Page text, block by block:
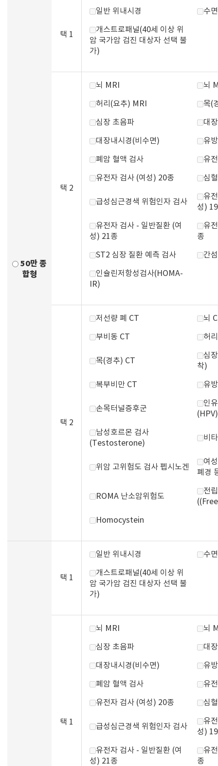
50만 종
합형
택 1
일반 위내시경 수
개스트로패널(40세 이상 위
암 국가암 검진 대상자 선택 불
가)
택 2
뇌 MRI 뇌
허리(요추) MRI 목(
심장 초음파 대
대장내시경(비수면) 유
폐암 혈액 검사 유
유전자 검사 (여성) 20종 심
급성심근경색 위험인자 검사
유
성)
유전자 검사 - 일반질환 (여
성) 21종
유
종
ST2 심장 질환 예측 검사 간
인슐린저항성검사(HOMA-
IR)
택 2
저선량 폐 CT 뇌
부비동 CT 허
목(경추) CT
심
착)
복부비만 CT 유
손목터널증후군
인
(HPV)
남성호르몬 검사
(Testosterone)
비
위암 고위험도 검사 펩시노겐
여
폐경
ROMA 난소암위험도
전
Homocystein
택 1
일반 위내시경 수
개스트로패널(40세 이상 위
암 국가암 검진 대상자 선택 불
가)
택 1
뇌 MRI 뇌
심장 초음파 대
대장내시경(비수면) 유
폐암 혈액 검사 유
유전자 검사 (여성) 20종 심
급성심근경색 위험인자 검사
유
성)
유전자 검사 - 일반질환 (여
성) 21종
유
종